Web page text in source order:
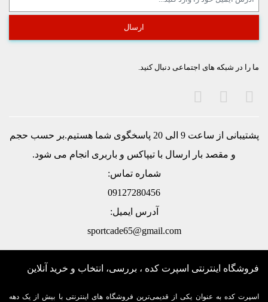
ما را در شبکه های اجتماعی دنبال کنید.
پشتیبانی از ساعت 9 الی 20 پاسخگوی شما هستیم.بر حسب حجم
و مقصد بار ارسال با تيپاكس و باربری انجام می شود.
شماره تماس:
09127280456
آدرس ایمیل:
sportcade65@gmail.com
فروشگاه اینترنتی اسپرت کده ، بررسی، انتخاب و خرید آنلاین
اسپرت کده به عنوان یکی از قدیمی‌ترین فروشگاه های اینترنتی با بیش از یک دهه